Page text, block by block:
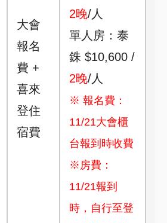
大會
報名
費 +
喜來
登住
宿費
2晚/人
單人房：泰
銖 $10,600 /
2晚/人
※ 報名費：
11/21大會櫃
台報到時收費
※房費：
11/21報到
時，自行至登